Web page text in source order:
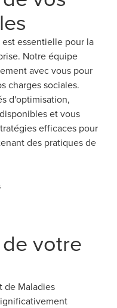
essentielle pour la
Notre équipe
avec vous pour
charges sociales.
d'optimisation,
et vous
efficaces pour
des pratiques de
votre
de Maladies